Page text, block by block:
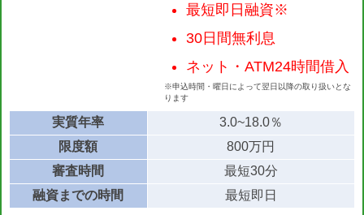
最短即日融資※
30日間無利息
ネット・ATM24時間借入
※申込時間・曜日によって翌日以降の取り扱いとな
ります
実質年率
3.0~18.0％
限度額
800万円
審査時間
最短30分
融資までの時間
最短即日